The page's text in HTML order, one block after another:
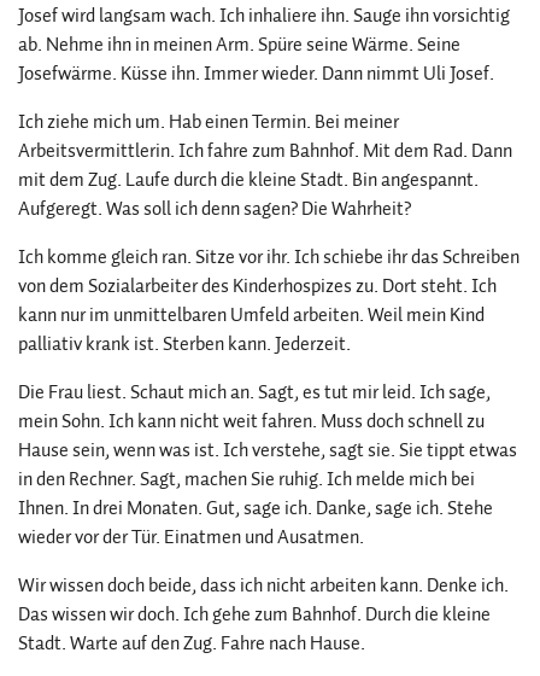
Josef wird langsam wach. Ich inhaliere ihn. Sauge ihn vorsichtig
ab. Nehme ihn in meinen Arm. Spüre seine Wärme. Seine
Josefwärme. Küsse ihn. Immer wieder. Dann nimmt Uli Josef.
Ich ziehe mich um. Hab einen Termin. Bei meiner
Arbeitsvermittlerin. Ich fahre zum Bahnhof. Mit dem Rad. Dann
mit dem Zug. Laufe durch die kleine Stadt. Bin angespannt.
Aufgeregt. Was soll ich denn sagen? Die Wahrheit?
Ich komme gleich ran. Sitze vor ihr. Ich schiebe ihr das Schreiben
von dem Sozialarbeiter des Kinderhospizes zu. Dort steht. Ich
kann nur im unmittelbaren Umfeld arbeiten. Weil mein Kind
palliativ krank ist. Sterben kann. Jederzeit.
Die Frau liest. Schaut mich an. Sagt, es tut mir leid. Ich sage,
mein Sohn. Ich kann nicht weit fahren. Muss doch schnell zu
Hause sein, wenn was ist. Ich verstehe, sagt sie. Sie tippt etwas
in den Rechner. Sagt, machen Sie ruhig. Ich melde mich bei
Ihnen. In drei Monaten. Gut, sage ich. Danke, sage ich. Stehe
wieder vor der Tür. Einatmen und Ausatmen.
Wir wissen doch beide, dass ich nicht arbeiten kann. Denke ich.
Das wissen wir doch. Ich gehe zum Bahnhof. Durch die kleine
Stadt. Warte auf den Zug. Fahre nach Hause.